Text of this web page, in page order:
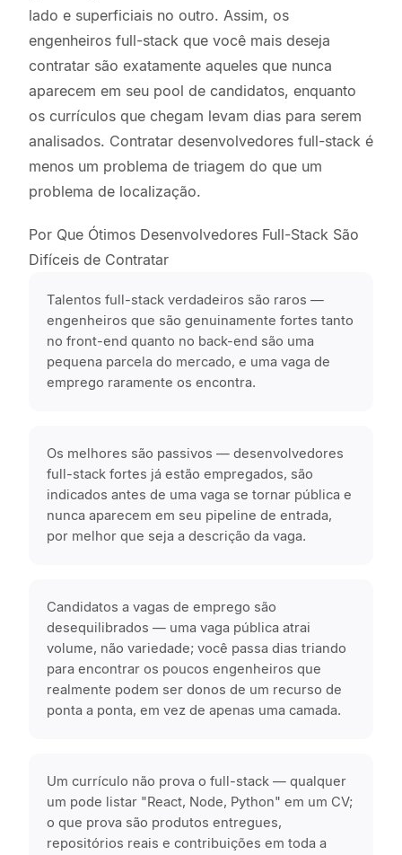
lado e superficiais no outro. Assim, os
engenheiros full-stack que você mais deseja
contratar são exatamente aqueles que nunca
aparecem em seu pool de candidatos, enquanto
os currículos que chegam levam dias para serem
analisados. Contratar desenvolvedores full-stack é
menos um problema de triagem do que um
problema de localização.
Por Que Ótimos Desenvolvedores Full-Stack São
Difíceis de Contratar
Talentos full-stack verdadeiros são raros —
engenheiros que são genuinamente fortes tanto
no front-end quanto no back-end são uma
pequena parcela do mercado, e uma vaga de
emprego raramente os encontra.
Os melhores são passivos — desenvolvedores
full-stack fortes já estão empregados, são
indicados antes de uma vaga se tornar pública e
nunca aparecem em seu pipeline de entrada,
por melhor que seja a descrição da vaga.
Candidatos a vagas de emprego são
desequilibrados — uma vaga pública atrai
volume, não variedade; você passa dias triando
para encontrar os poucos engenheiros que
realmente podem ser donos de um recurso de
ponta a ponta, em vez de apenas uma camada.
Um currículo não prova o full-stack — qualquer
um pode listar "React, Node, Python" em um CV;
o que prova são produtos entregues,
repositórios reais e contribuições em toda a